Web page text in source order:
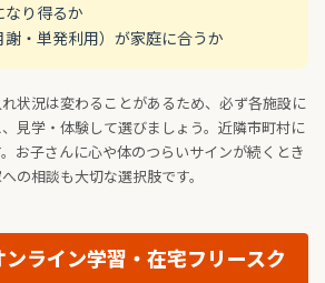
なり得るか
謝・単発利用）が家庭に合うか
状況は変わることがあるため、必ず各施設に
見学・体験して選びましょう。近隣市町村に
お子さんに心や体のつらいサインが続くとき
の相談も大切な選択肢です。
ライン学習・在宅フリースク